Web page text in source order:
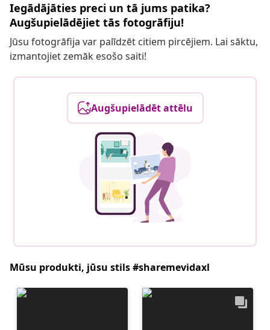
Iegādājāties preci un tā jums patika?
Augšupielādējiet tās fotogrāfiju!
Jūsu fotogrāfija var palīdzēt citiem pircējiem. Lai sāktu,
izmantojiet zemāk esošo saiti!
Augšupielādēt attēlu
Mūsu produkti, jūsu stils #sharemevidaxl